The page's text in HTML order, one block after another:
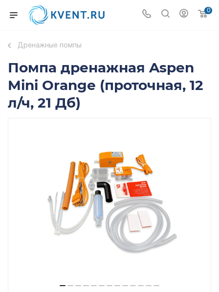
0
Дренажные помпы
Помпа дренажная Aspen
Mini Orange (проточная, 12
л/ч, 21 Дб)